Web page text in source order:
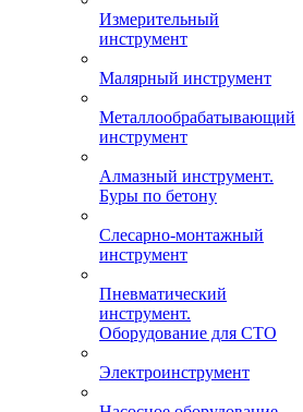
Измерительный
инструмент
Малярный инструмент
Металлообрабатывающий
инструмент
Алмазный инструмент.
Буры по бетону
Слесарно-монтажный
инструмент
Пневматический
инструмент.
Оборудование для СТО
Электроинструмент